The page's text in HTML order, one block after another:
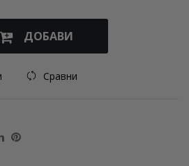
ДОБАВИ
Сравни